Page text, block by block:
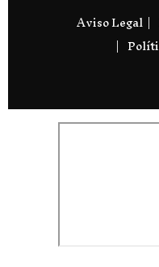
Aviso Legal